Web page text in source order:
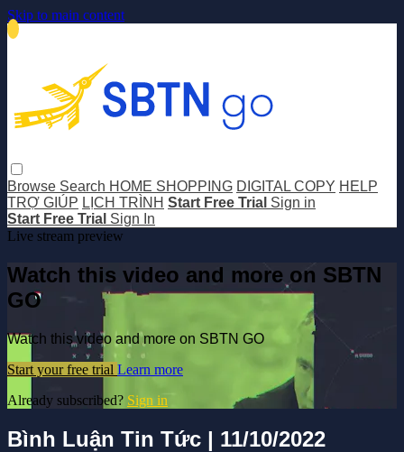
Skip to main content
Browse Search HOME SHOPPING DIGITAL COPY HELP
TRỢ GIÚP LỊCH TRÌNH Start Free Trial Sign in
Start Free Trial Sign In
Live stream preview
Watch this video and more on SBTN
GO
Watch this video and more on SBTN GO
Start your free trial Learn more
Already subscribed? Sign in
Bình Luận Tin Tức | 11/10/2022